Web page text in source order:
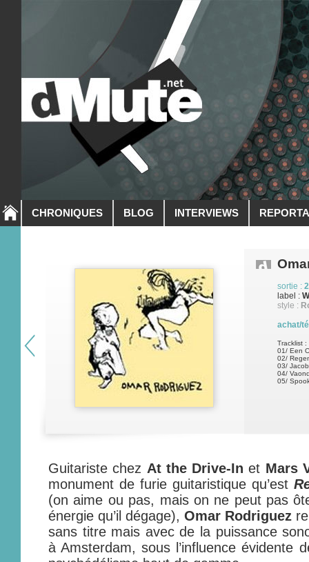
CHRONIQUES BLOG INTERVIEWS
sortie :
label :
style :
achat/
Tracklist :
01/ Een
02/
03/
04/
05/
Guitariste chez At the Drive-In et Mars
monument de furie guitaristique qu’est
(on aime ou pas, mais on ne peut pas
énergie qu’il dégage), Omar Rodriguez
sans titre mais avec de la puissance
à Amsterdam, sous l’influence évidente